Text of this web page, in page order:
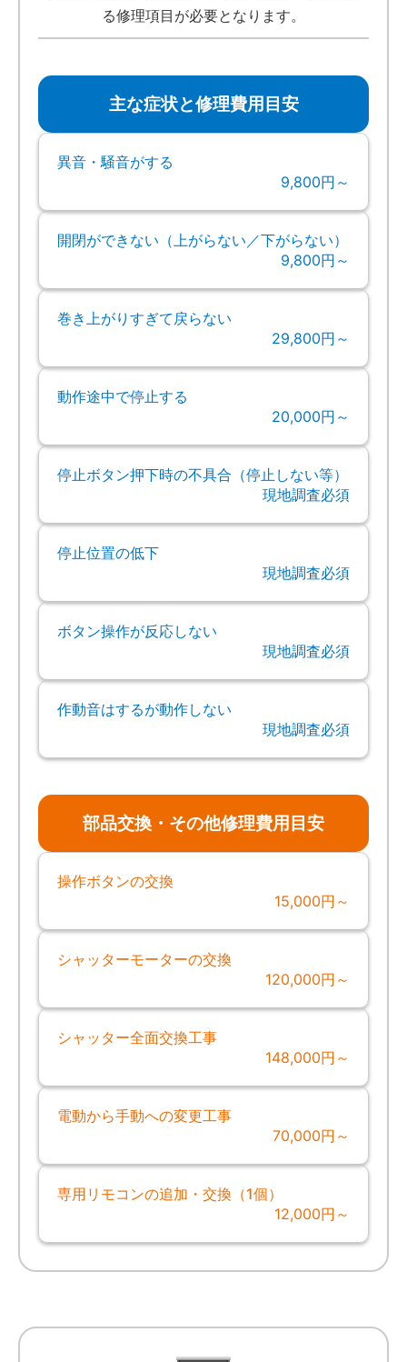
る修理項目が必要となります。
主な症状と修理費用目安
異音・騒音がする
9,800円～
開閉ができない（上がらない／下がらない）
9,800円～
巻き上がりすぎて戻らない
29,800円～
動作途中で停止する
20,000円～
停止ボタン押下時の不具合（停止しない等）
現地調査必須
停止位置の低下
現地調査必須
ボタン操作が反応しない
現地調査必須
作動音はするが動作しない
現地調査必須
部品交換・その他修理費用目安
操作ボタンの交換
15,000円～
シャッターモーターの交換
120,000円～
シャッター全面交換工事
148,000円～
電動から手動への変更工事
70,000円～
専用リモコンの追加・交換（1個）
12,000円～